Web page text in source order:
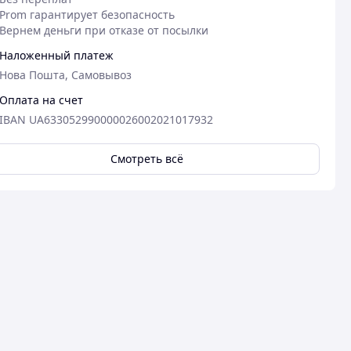
Prom гарантирует безопасность
Вернем деньги при отказе от посылки
Наложенный платеж
Нова Пошта, Самовывоз
Оплата на счет
IBAN UA633052990000026002021017932
Смотреть всё